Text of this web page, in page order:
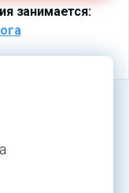
занимается: